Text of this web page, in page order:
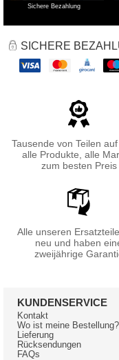
Sichere Bezahlung
SICHERE
Tausende von Teilen
alle Produkte, alle
zum besten Preis
Alle unseren
neu und haben
zweijährige
KUNDENSERVICE
Kontakt
Wo ist meine Bestellung?
Lieferung
Rücksendungen
FAQs